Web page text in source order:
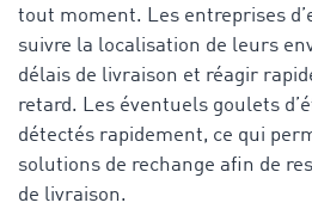
tout moment. Les entreprises
suivre la localisation de leurs
délais de livraison et réagir
retard. Les éventuels goulets
détectés rapidement, ce qui
solutions de rechange afin de
de livraison.